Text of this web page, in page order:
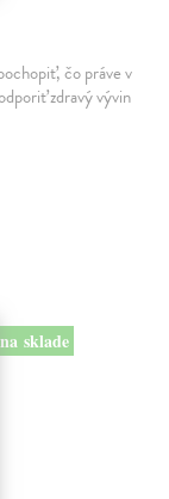
čo práve v
zdravý vývin
na sklade